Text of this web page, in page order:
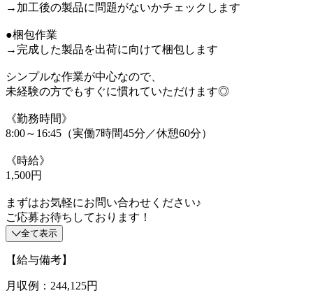
→加工後の製品に問題がないかチェックします
●梱包作業
→完成した製品を出荷に向けて梱包します
シンプルな作業が中心なので、
未経験の方でもすぐに慣れていただけます◎
《勤務時間》
8:00～16:45（実働7時間45分／休憩60分）
《時給》
1,500円
まずはお気軽にお問い合わせください♪
ご応募お待ちしております！
全て表示
【給与備考】
月収例：244,125円